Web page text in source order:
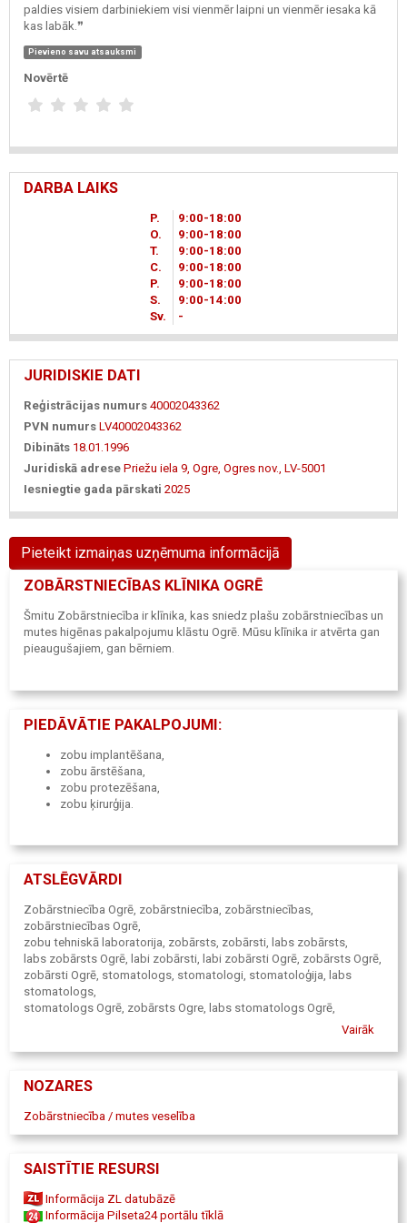
paldies visiem darbiniekiem visi vienmēr laipni un vienmēr iesaka kā
kas labāk.❞
Pievieno savu atsauksmi
Novērtē
DARBA LAIKS
P. 9 00-18 00
O.
9 00-18 00
T.
9 00-18 00
C.
9 00-18 00
P.
9 00-18 00
S.
9 00-14 00
Sv.
-
JURIDISKIE DATI
Reģistrācijas numurs 40002043362
PVN numurs LV40002043362
Dibināts 18.01.1996
Juridiskā adrese Priežu iela 9, Ogre, Ogres nov., LV-5001
Iesniegtie gada pārskati 2025
Pieteikt izmaiņas uzņēmuma informācijā
ZOBĀRSTNIECĪBAS KLĪNIKA OGRĒ
Šmitu Zobārstniecība ir klīnika, kas sniedz plašu zobārstniecības un
mutes higēnas pakalpojumu klāstu Ogrē. Mūsu klīnika ir atvērta gan
pieaugušajiem, gan bērniem.
PIEDĀVĀTIE PAKALPOJUMI:
zobu implantēšana,
zobu ārstēšana,
zobu protezēšana,
zobu ķirurģija.
ATSLĒGVĀRDI
Zobārstniecība Ogrē, zobārstniecība, zobārstniecības,
zobārstniecības Ogrē,
zobu tehniskā laboratorija, zobārsts, zobārsti, labs zobārsts,
labs zobārsts Ogrē, labi zobārsti, labi zobārsti Ogrē, zobārsts Ogrē,
zobārsti Ogrē, stomatologs, stomatologi, stomatoloģija, labs
stomatologs,
stomatologs Ogrē, zobārsts Ogre, labs stomatologs Ogrē,
implantēšana,
implants,
labošana Ogrē,
zobu plombēšana, mutes higiēna, higiēnists, labs higiēnists,
bērnu zobārsts, zobārsts bērniem, zobārsts bērniem Ogrē, bērnu
zobārsts Ogrē,
protēzes, protezēšana, protēžu izgatavošana, protēžu labošana,
Vairāk
NOZARES
Zobārstniecība / mutes veselība
SAISTĪTIE RESURSI
Informācija ZL datubāzē
Informācija Pilseta24 portālu tīklā